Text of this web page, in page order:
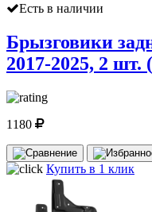
Есть в наличии
Брызговики
2017-2025, 2
1180
Купить в 1 клик